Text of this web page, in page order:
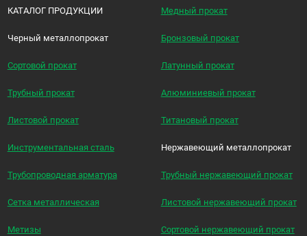
КАТАЛОГ ПРОДУКЦИИ
Черный металлопрокат
Сортовой прокат
Трубный прокат
Листовой прокат
Инструментальная сталь
Трубопроводная арматура
Сетка металлическая
Метизы
Медный прокат
Бронзовый прокат
Латунный прокат
Алюминиевый прокат
Титановый прокат
Нержавеющий металлопрокат
Трубный нержавеющий прокат
Листовой нержавеющий прокат
Сортовой нержавеющий прокат